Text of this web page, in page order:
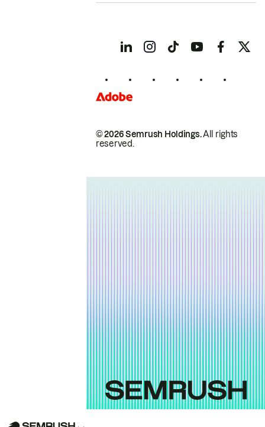
© 2026 Semrush Holdings.All rights
reserved.